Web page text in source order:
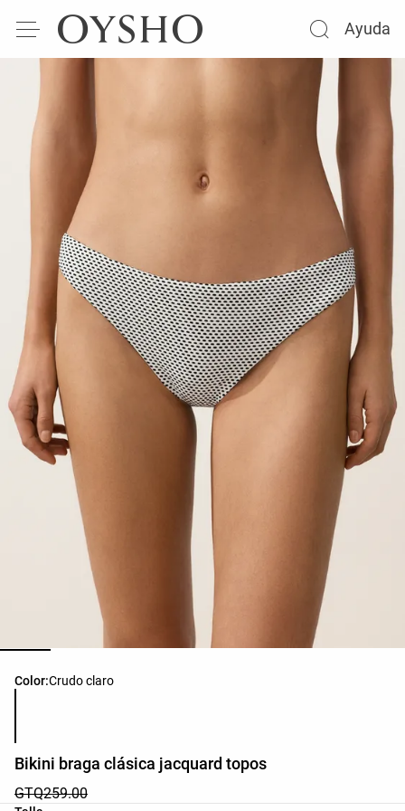
Ayuda
Color:Crudo claro
Lista de colores del producto
Bikini braga clásica jacquard topos
GTQ259.00